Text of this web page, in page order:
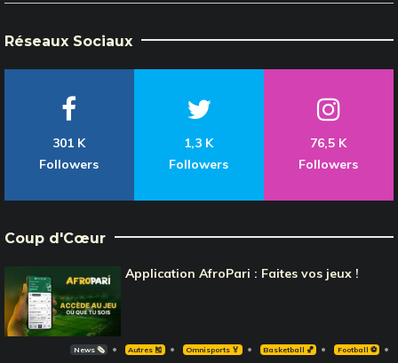
Réseaux Sociaux
301 K
Followers
1,3 K
Followers
76,5 K
Followers
Coup d'Cœur
Application AfroPari : Faites vos jeux !
News 🗞️ Autres 🎽 Omnisports 🏅 Basketball 🏀 Football ⚽️